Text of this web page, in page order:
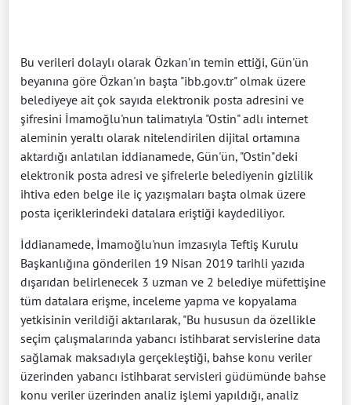
Bu verileri dolaylı olarak Özkan'ın temin ettiği, Gün'ün
beyanına göre Özkan'ın başta "ibb.gov.tr" olmak üzere
belediyeye ait çok sayıda elektronik posta adresini ve
şifresini İmamoğlu'nun talimatıyla "Ostin" adlı internet
aleminin yeraltı olarak nitelendirilen dijital ortamına
aktardığı anlatılan iddianamede, Gün'ün, "Ostin"deki
elektronik posta adresi ve şifrelerle belediyenin gizlilik
ihtiva eden belge ile iç yazışmaları başta olmak üzere
posta içeriklerindeki datalara eriştiği kaydediliyor.
İddianamede, İmamoğlu'nun imzasıyla Teftiş Kurulu
Başkanlığına gönderilen 19 Nisan 2019 tarihli yazıda
dışarıdan belirlenecek 3 uzman ve 2 belediye müfettişine
tüm datalara erişme, inceleme yapma ve kopyalama
yetkisinin verildiği aktarılarak, "Bu hususun da özellikle
seçim çalışmalarında yabancı istihbarat servislerine data
sağlamak maksadıyla gerçekleştiği, bahse konu veriler
üzerinden yabancı istihbarat servisleri güdümünde bahse
konu veriler üzerinden analiz işlemi yapıldığı, analiz